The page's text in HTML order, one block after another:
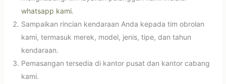
whatsapp kami.
Sampaikan rincian kendaraan Anda kepada tim obrolan
kami, termasuk merek, model, jenis, tipe, dan tahun
kendaraan.
Pemasangan tersedia di kantor pusat dan kantor cabang
kami.